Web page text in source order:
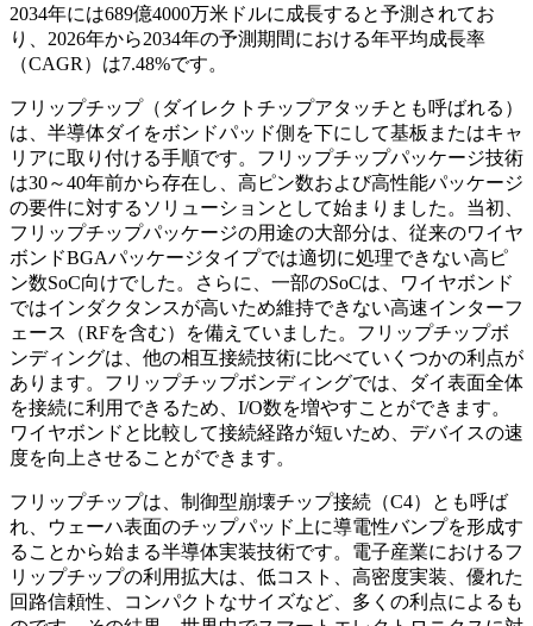
2034年には689億4000万米ドルに成長すると予測されてお
り、2026年から2034年の予測期間における年平均成長率
（CAGR）は7.48%です。
フリップチップ（ダイレクトチップアタッチとも呼ばれる）
は、半導体ダイをボンドパッド側を下にして基板またはキャ
リアに取り付ける手順です。フリップチップパッケージ技術
は30～40年前から存在し、高ピン数および高性能パッケージ
の要件に対するソリューションとして始まりました。当初、
フリップチップパッケージの用途の大部分は、従来のワイヤ
ボンドBGAパッケージタイプでは適切に処理できない高ピ
ン数SoC向けでした。さらに、一部のSoCは、ワイヤボンド
ではインダクタンスが高いため維持できない高速インターフ
ェース（RFを含む）を備えていました。フリップチップボ
ンディングは、他の相互接続技術に比べていくつかの利点が
あります。フリップチップボンディングでは、ダイ表面全体
を接続に利用できるため、I/O数を増やすことができます。
ワイヤボンドと比較して接続経路が短いため、デバイスの速
度を向上させることができます。
フリップチップは、制御型崩壊チップ接続（C4）とも呼ば
れ、ウェーハ表面のチップパッド上に導電性バンプを形成す
ることから始まる半導体実装技術です。電子産業におけるフ
リップチップの利用拡大は、低コスト、高密度実装、優れた
回路信頼性、コンパクトなサイズなど、多くの利点によるも